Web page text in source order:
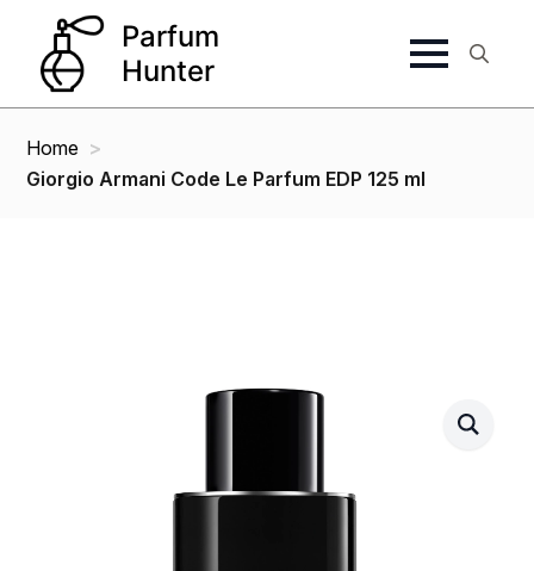
Home
Giorgio Armani Code Le Parfum EDP 125 ml